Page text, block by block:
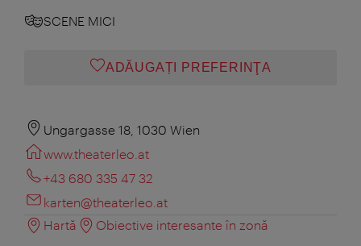
SCENE MICI
ADĂUGAȚI PREFERINŢA
Ungargasse 18, 1030 Wien
www.theaterleo.at
+43 680 335 47 32
karten@theaterleo.at
Hartă
Obiective interesante în zonă